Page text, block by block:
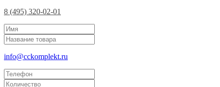
8 (495) 320-02-01
info@cckomplekt.ru